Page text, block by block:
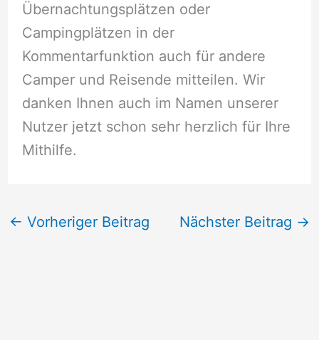
Übernachtungsplätzen oder
Campingplätzen in der
Kommentarfunktion auch für andere
Camper und Reisende mitteilen. Wir
danken Ihnen auch im Namen unserer
Nutzer jetzt schon sehr herzlich für Ihre
Mithilfe.
← Vorheriger Beitrag Nächster Beitrag →